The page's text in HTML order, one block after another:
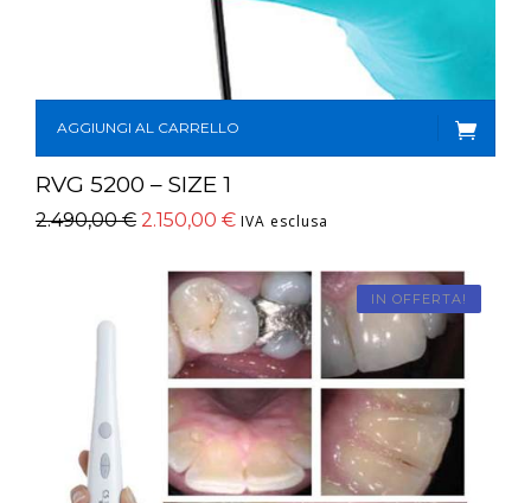
AGGIUNGI AL CARRELLO
RVG 5200 – SIZE 1
2.490,00€ 2.150,00 € IVA esclusa
IN OFFERTA!